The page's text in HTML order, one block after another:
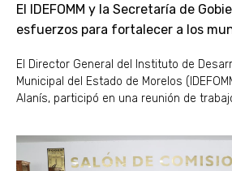
El IDEFOMM y la Secretaría de
esfuerzos para fortalecer a los
El Director General del Instituto de
Municipal del Estado de Morelos
Alanís, participó en una reunión de